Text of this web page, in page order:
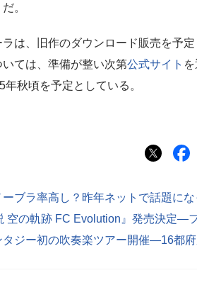
。
は、旧作のダウンロード販売を予
ては、準備が整い次第公式サイト
秋頃を予定としている。
タジー初の吹奏楽ツアー開催―16都